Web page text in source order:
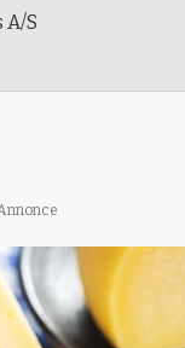
S